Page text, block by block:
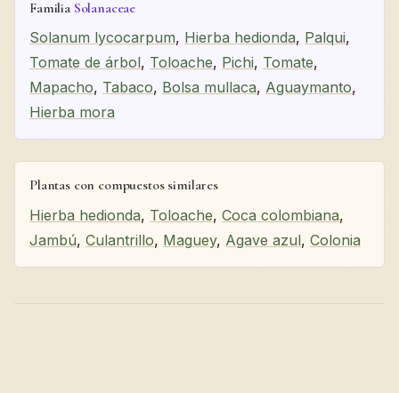
Familia Solanaceae
Solanum lycocarpum, Hierba hedionda, Palqui,
Tomate de árbol, Toloache, Pichi, Tomate,
Mapacho, Tabaco, Bolsa mullaca, Aguaymanto,
Hierba mora
Plantas con compuestos similares
Hierba hedionda, Toloache, Coca colombiana,
Jambú, Culantrillo, Maguey, Agave azul, Colonia